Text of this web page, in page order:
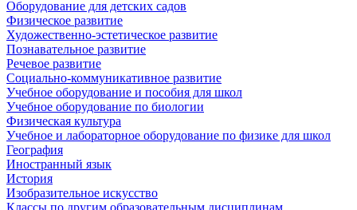
Оборудование для детских садов
Физическое развитие
Художественно-эстетическое развитие
Познавательное развитие
Речевое развитие
Социально-коммуникативное развитие
Учебное оборудование и пособия для школ
Учебное оборудование по биологии
Физическая культура
Учебное и лабораторное оборудование по физике для школ
География
Иностранный язык
История
Изобразительное искусство
Классы по другим образовательным дисциплинам